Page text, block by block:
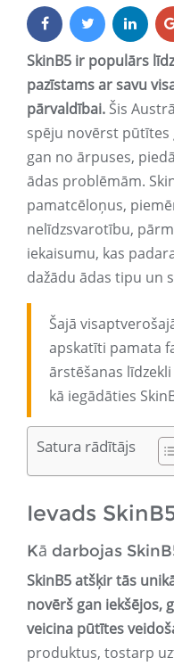
SkinB5 ir populārs
pazīstams ar savu
pārvaldībai. Šis
spēju novērst pūtītes
gan no ārpuses,
ādas problēmām.
pamatcēloņus,
nelīdzsvarotību,
iekaisumu, kas
dažādu ādas tipu un
Šajā
apskatīti pamata
ārstēšanas
kā iegādāties
Satura rādītājs
Ievads
Kā darbojas
SkinB5 atšķir tās
novērš gan iekšējos,
veicina pūtītes
produktus, tostarp